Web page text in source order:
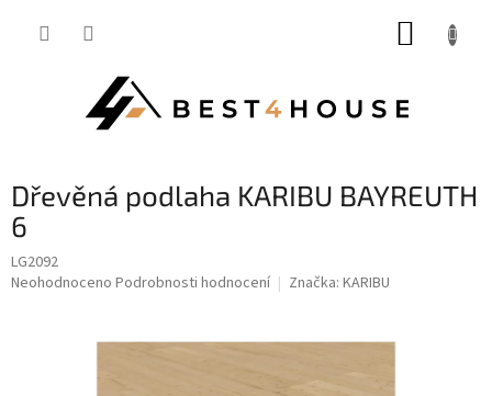
Dřevěná podlaha KARIBU BAYREUTH
6
LG2092
Průměrné
Neohodnoceno Podrobnosti hodnocení Značka: KARIBU